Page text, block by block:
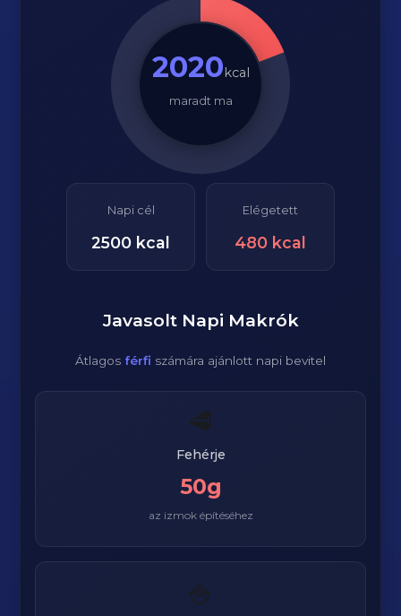
2020kcal
maradt ma
Napi cél
2500 kcal
Elégetett
480 kcal
Javasolt Napi Makrók
Átlagos férfi számára ajánlott napi bevitel
🥩
Fehérje
50g
az izmok építéséhez
🍚